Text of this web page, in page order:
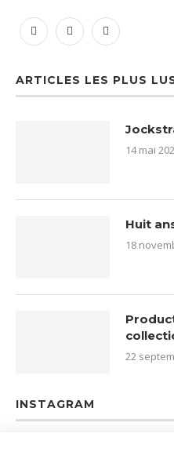
ARTICLES LES PLUS
14 mai
Huit
18
22
INSTAGRAM